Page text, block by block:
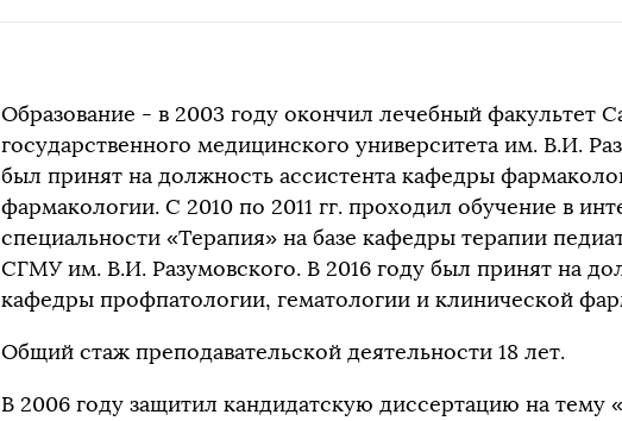
Образование - в 2003 году окончил лечебный факультет
государственного медицинского университета им. В.И.
был принят на должность ассистента кафедры
фармакологии. С 2010 по 2011 гг. проходил обучение в
специальности «Терапия» на базе кафедры терапии
СГМУ им. В.И. Разумовского. В 2016 году был принят на
кафедры профпатологии, гематологии и клинической
Общий стаж преподавательской деятельности 18 лет.
В 2006 году защитил кандидатскую диссертацию на тему